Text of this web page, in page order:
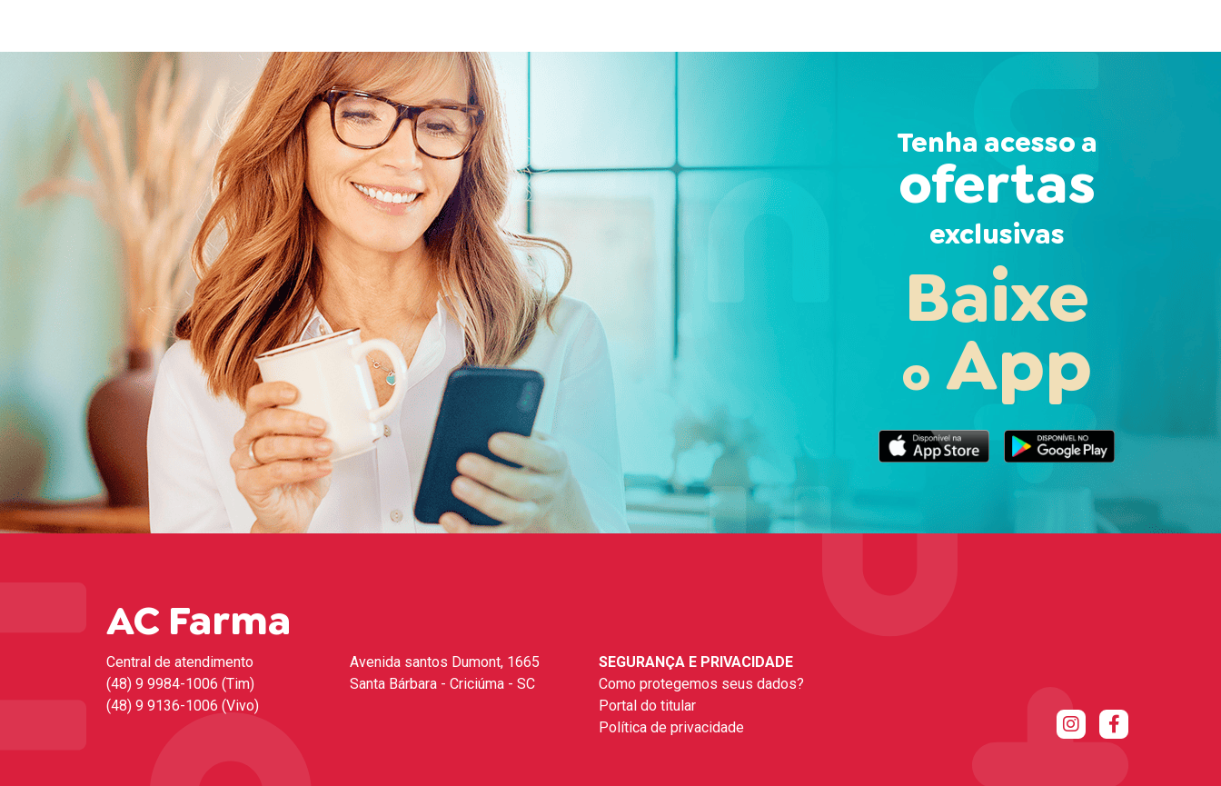
Tenha acesso a
ofertas
exclusivas
Baixe
o App
AC Farma
Central de atendimento
(48) 9 9984-1006 (Tim)
(48) 9 9136-1006 (Vivo)
Avenida santos Dumont, 1665
Santa Bárbara - Criciúma - SC
SEGURANÇA E PRIVACIDADE
Como protegemos seus dados?
Portal do titular
Política de privacidade